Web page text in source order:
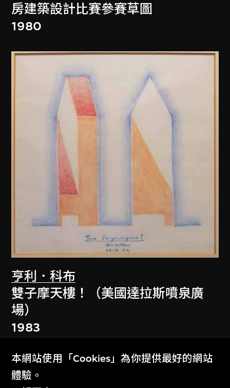
房建築設計比賽參賽草圖
1980
亨利．科布
雙子摩天樓！（美國達拉斯噴泉廣
場）
1983
本網站使用「Cookies」為你提供最好的網站
體驗。